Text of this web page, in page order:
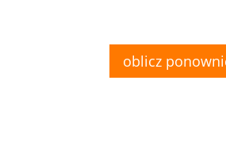
oblicz